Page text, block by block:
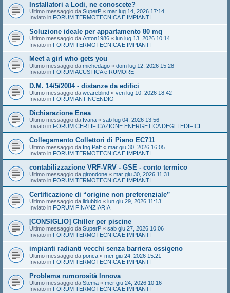
Installatori a Lodi, ne conoscete?
Ultimo messaggio da SuperP « mar lug 14, 2026 17:14
Inviato in FORUM TERMOTECNICA E IMPIANTI
Soluzione ideale per appartamento 80 mq
Ultimo messaggio da Anton1986 « lun lug 13, 2026 10:14
Inviato in FORUM TERMOTECNICA E IMPIANTI
Meet a girl who gets you
Ultimo messaggio da michedago « dom lug 12, 2026 15:28
Inviato in FORUM ACUSTICA e RUMORE
D.M. 14/5/2004 - distanze da edifici
Ultimo messaggio da weareblind « ven lug 10, 2026 18:42
Inviato in FORUM ANTINCENDIO
Dichiarazione Enea
Ultimo messaggio da Ivana « sab lug 04, 2026 13:56
Inviato in FORUM CERTIFICAZIONE ENERGETICA DEGLI EDIFICI
Collegamento Collettori di Piano EC711
Ultimo messaggio da Ing.Paff « mar giu 30, 2026 16:05
Inviato in FORUM TERMOTECNICA E IMPIANTI
contabilizzazione VRF-VRV - GSE - conto termico
Ultimo messaggio da girondone « mar giu 30, 2026 11:31
Inviato in FORUM TERMOTECNICA E IMPIANTI
Certificazione di “origine non preferenziale”
Ultimo messaggio da ildubbio « lun giu 29, 2026 11:13
Inviato in FORUM FINANZIARIA
[CONSIGLIO] Chiller per piscine
Ultimo messaggio da SuperP « sab giu 27, 2026 10:06
Inviato in FORUM TERMOTECNICA E IMPIANTI
impianti radianti vecchi senza barriera ossigeno
Ultimo messaggio da ponca « mer giu 24, 2026 15:21
Inviato in FORUM TERMOTECNICA E IMPIANTI
Problema rumorosità Innova
Ultimo messaggio da Stema « mer giu 24, 2026 10:16
Inviato in FORUM TERMOTECNICA E IMPIANTI